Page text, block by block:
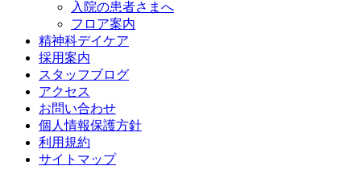
入院の患者さまへ
フロア案内
精神科デイケア
採用案内
スタッフブログ
アクセス
お問い合わせ
個人情報保護方針
利用規約
サイトマップ